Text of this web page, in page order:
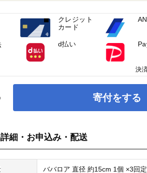
寄付をする
細・お申込み・配送
ババロア 直径 約15cm 1個 ×3回
クレジット
カード
d払い
決